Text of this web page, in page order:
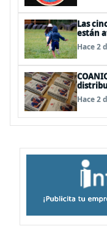
Las
están
en
Hace 2
Hace 2